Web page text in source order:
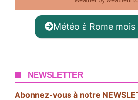
Météo à Rome mois
NEWSLETTER
Abonnez-vous à notre